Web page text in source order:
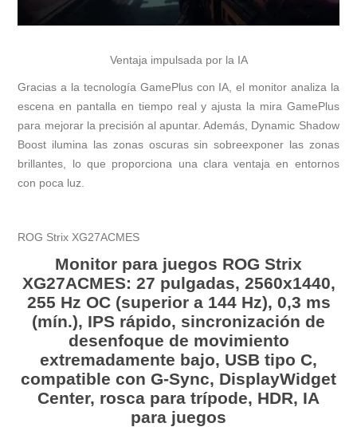
Ventaja impulsada por la IA
Gracias a la tecnología GamePlus con IA, el monitor analiza la
escena en pantalla en tiempo real y ajusta la mira GamePlus
para mejorar la precisión al apuntar. Además, Dynamic Shadow
Boost ilumina las zonas oscuras sin sobreexponer las zonas
brillantes, lo que proporciona una clara ventaja en entornos
con poca luz.
ROG Strix XG27ACMES
Monitor para juegos ROG Strix
XG27ACMES: 27 pulgadas, 2560x1440,
255 Hz OC (superior a 144 Hz), 0,3 ms
(mín.), IPS rápido, sincronización de
desenfoque de movimiento
extremadamente bajo, USB tipo C,
compatible con G-Sync, DisplayWidget
Center, rosca para trípode, HDR, IA
para juegos